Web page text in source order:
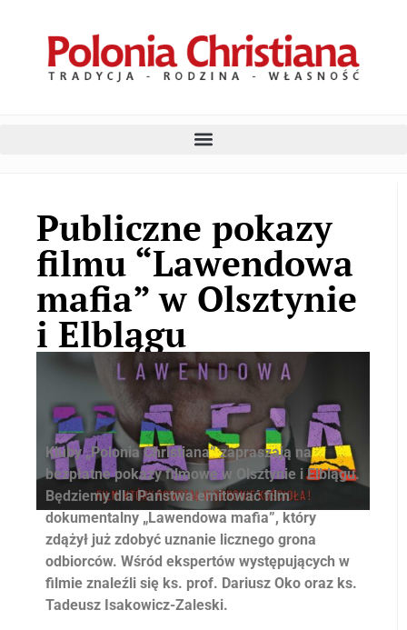
Publiczne pokazy
filmu “Lawendowa
mafia” w Olsztynie
i Elblągu
Kluby „Polonia Christiana” zapraszają na
bezpłatne pokazy filmowe w Olsztynie i Elblągu.
Będziemy dla Państwa emitować film
dokumentalny „Lawendowa mafia”, który
zdążył już zdobyć uznanie licznego grona
odbiorców. Wśród ekspertów występujących w
filmie znaleźli się ks. prof. Dariusz Oko oraz ks.
Tadeusz Isakowicz-Zaleski.